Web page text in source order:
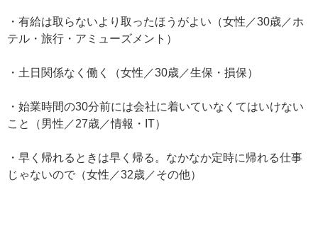
・有給は取らないより取ったほうがよい（女性／30歳／ホ
テル・旅行・アミューズメント）
・土日関係なく働く（女性／30歳／生保・損保）
・始業時間の30分前には会社に着いていなくてはいけない
こと（男性／27歳／情報・IT）
・早く帰れるときは早く帰る。なかなか定時に帰れる仕事
じゃないので（女性／32歳／その他）